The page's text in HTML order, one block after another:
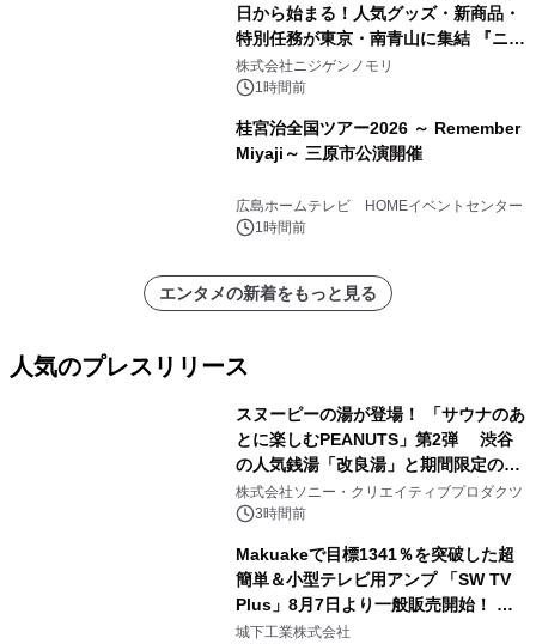
日から始まる！人気グッズ・新商品・
特別任務が東京・南青山に集結 『ニジ
ゲンノモリ POPUPストア in Annex
Aoyama』
株式会社ニジゲンノモリ
1時間前
桂宮治全国ツアー2026 ～ Remember
Miyaji～ 三原市公演開催
広島ホームテレビ HOMEイベントセンター
1時間前
エンタメの新着をもっと見る
人気のプレスリリース
スヌーピーの湯が登場！ 「サウナのあ
とに楽しむPEANUTS」第2弾 渋谷
の人気銭湯「改良湯」と期間限定のコ
ラボレーション サウナイキタイコラ
ボグッズも発売決定！
株式会社ソニー・クリエイティブプロダクツ
3時間前
Makuakeで目標1341％を突破した超
簡単＆小型テレビ用アンプ 「SW TV
Plus」8月7日より一般販売開始！ ケ
ーブル1本つなぐだけ、テレビの音が
城下工業株式会社